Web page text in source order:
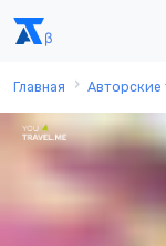
Главная Авторские